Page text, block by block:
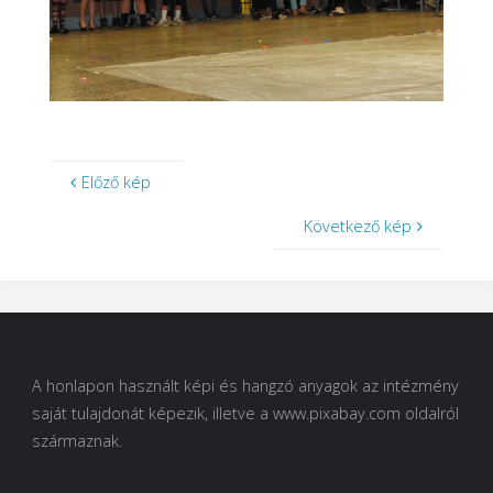
Előző kép
Következő kép
A honlapon használt képi és hangzó anyagok az intézmény
saját tulajdonát képezik, illetve a www.pixabay.com oldalról
származnak.